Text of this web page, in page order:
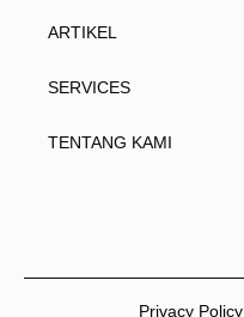
ARTIKEL
SERVICES
TENTANG KAMI
Privacy Policy